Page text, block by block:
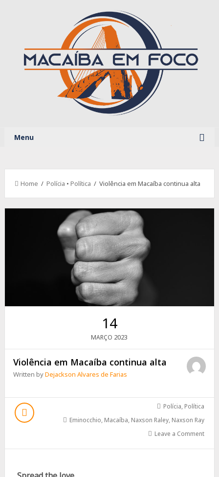
Menu
Home / Polícia • Política / Violência em Macaíba continua alta
14
MARÇO 2023
Violência em Macaíba continua alta
Written byDejackson Alvares de Farias
Polícia, Política
Eminocchio, Macaíba, Naxson Raley, Naxson Ray
Leave a Comment